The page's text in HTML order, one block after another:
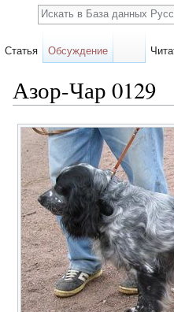
Азор-Чар 0129
Карточка
собаки
Статья Обсуждение
Поиск